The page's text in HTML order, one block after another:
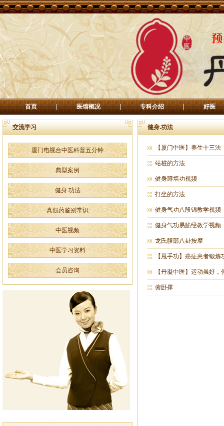
首页 | 医馆概况 | 专科介绍 | 好医
交流学习
厦门电视台中医科普五分钟
典型案例
健身.功法
真假药鉴别常识
中医视频
中医学习资料
会员咨询
健身.功法
【厦门中医】养生十三法
站桩的方法
健身蹲墙功视频
打坐的方法
健身气功八段锦教学视频
健身气功易筋经教学视频
龙氏腹部八卦按摩
【甩手功】癌症患者锻炼
【丹凝中医】运动虽好，
俯卧撑